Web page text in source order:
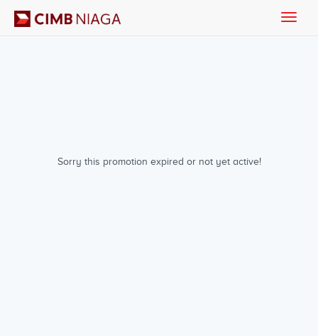
Sorry this promotion expired or not yet active!
Toggle